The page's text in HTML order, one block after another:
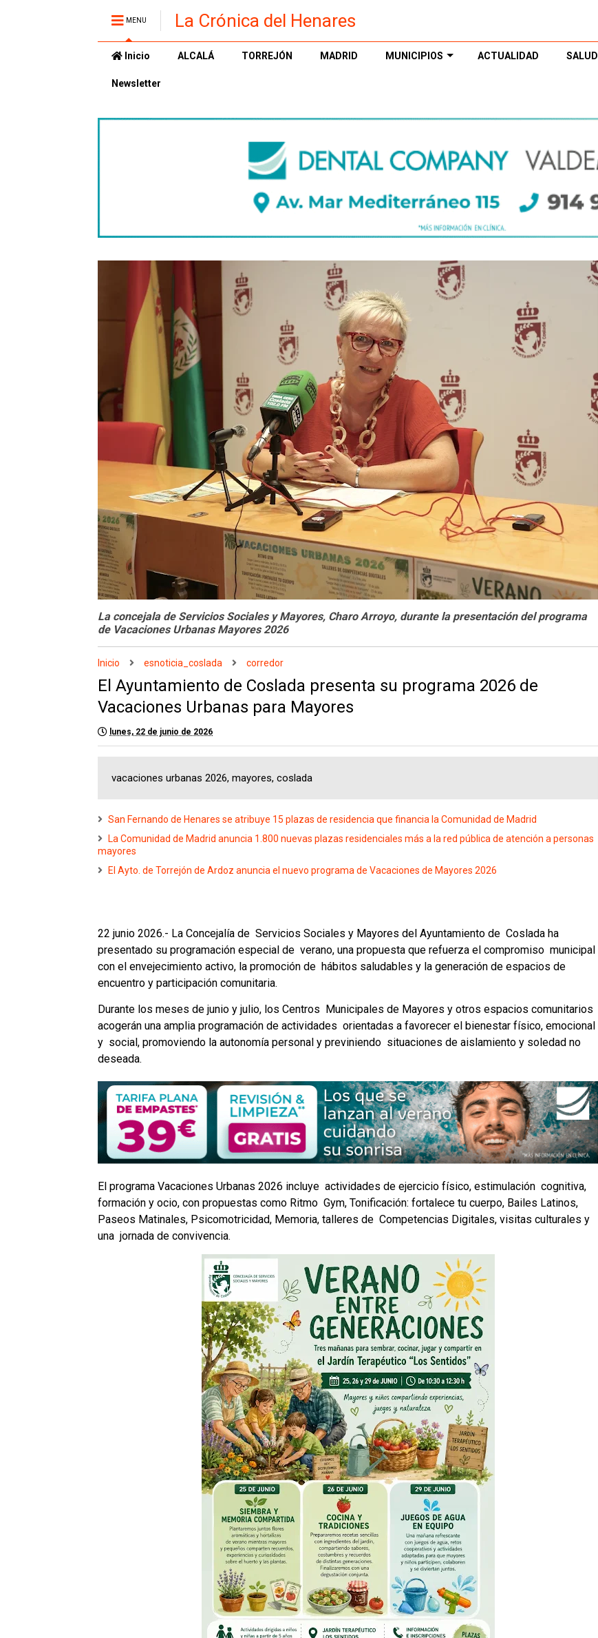
MENU La Crónica del Henares
Inicio ALCALÁ TORREJÓN MADRID MUNICIPIOS ACTUALIDAD SALUD
Newsletter
La concejala de Servicios Sociales y Mayores, Charo Arroyo, durante la presentación del programa
de Vacaciones Urbanas Mayores 2026
Inicio esnoticia_coslada corredor
El Ayuntamiento de Coslada presenta su programa 2026 de
Vacaciones Urbanas para Mayores
lunes, 22 de junio de 2026
vacaciones urbanas 2026, mayores, coslada
San Fernando de Henares se atribuye 15 plazas de residencia que financia la Comunidad de Madrid
La Comunidad de Madrid anuncia 1.800 nuevas plazas residenciales más a la red pública de atención a personas
mayores
El Ayto. de Torrejón de Ardoz anuncia el nuevo programa de Vacaciones de Mayores 2026
22 junio 2026.- La Concejalía de Servicios Sociales y Mayores del Ayuntamiento de Coslada ha
presentado su programación especial de verano, una propuesta que refuerza el compromiso municipal
con el envejecimiento activo, la promoción de hábitos saludables y la generación de espacios de
encuentro y participación comunitaria.
Durante los meses de junio y julio, los Centros Municipales de Mayores y otros espacios comunitarios
acogerán una amplia programación de actividades orientadas a favorecer el bienestar físico, emocional
y social, promoviendo la autonomía personal y previniendo situaciones de aislamiento y soledad no
deseada.
El programa Vacaciones Urbanas 2026 incluye actividades de ejercicio físico, estimulación cognitiva,
formación y ocio, con propuestas como Ritmo Gym, Tonificación: fortalece tu cuerpo, Bailes Latinos,
Paseos Matinales, Psicomotricidad, Memoria, talleres de Competencias Digitales, visitas culturales y
una jornada de convivencia.